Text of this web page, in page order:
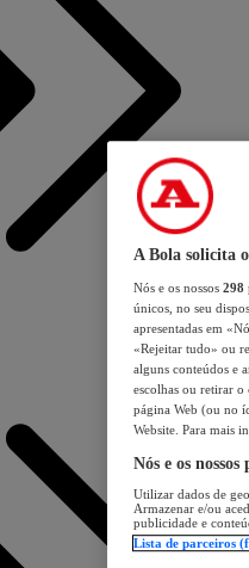
A Bola solicita
Nós e os nossos 298
únicos, no seu
apresentadas em
«Rejeitar tudo» ou
alguns conteúdos e
escolhas ou retirar
página Web (ou no
Website. Para mais
Nós e os
Utilizar dados de
Armazenar e/ou
publicidade e
Lista de parceiros